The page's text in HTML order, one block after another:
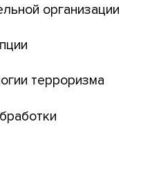
технологий ТГУ
организации
терроризма